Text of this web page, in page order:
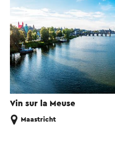
Vin sur la Meuse
Maastricht